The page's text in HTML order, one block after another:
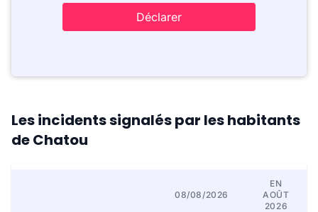
Déclarer
Les incidents signalés par les habitants
de Chatou
08/08/2026
EN
AOÛT
2026